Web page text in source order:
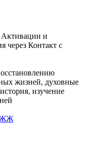
и
через Контакт с
жизней, духовные
изучение